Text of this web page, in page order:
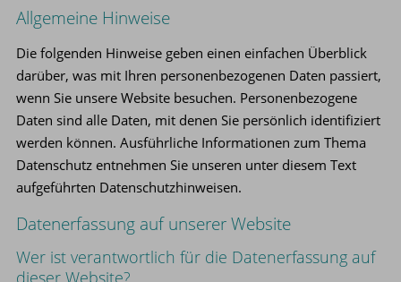
Allgemeine Hinweise
Die folgenden Hinweise geben einen einfachen Überblick
darüber, was mit Ihren personenbezogenen Daten passiert,
wenn Sie unsere Website besuchen. Personenbezogene
Daten sind alle Daten, mit denen Sie persönlich identifiziert
werden können. Ausführliche Informationen zum Thema
Datenschutz entnehmen Sie unseren unter diesem Text
aufgeführten Datenschutzhinweisen.
Datenerfassung auf unserer Website
Wer ist verantwortlich für die Datenerfassung auf